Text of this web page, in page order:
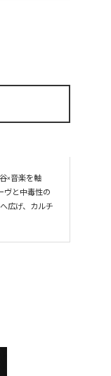
×音楽を軸
ヴと中毒性の
広げ、カルチ